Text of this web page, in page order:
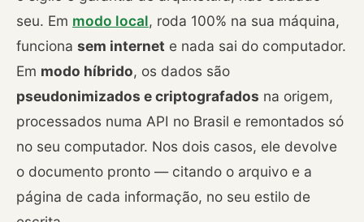
seu. Em modo local, roda 100% na sua máquina,
funciona sem internet e nada sai do computador.
Em modo híbrido, os dados são
pseudonimizados e criptografados na origem,
processados numa API no Brasil e remontados só
no seu computador. Nos dois casos, ele devolve
o documento pronto — citando o arquivo e a
página de cada informação, no seu estilo de